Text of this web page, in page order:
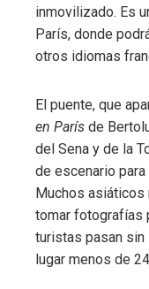
inmovilizado. Es
París, donde
otros idiomas
El puente, que
en París de
del Sena y de la
de escenario
Muchos
tomar fotografías
turistas pasan sin
lugar menos de